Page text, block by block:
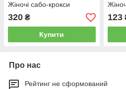
Жіночі сабо-крокси
320 ₴
Купити
123
Про нас
Рейтинг не сформований